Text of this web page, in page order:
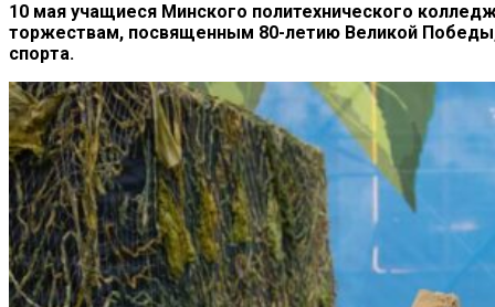
10 мая учащиеся Минского политехнического
торжествам, посвященным 80-летию Великой
спорта.